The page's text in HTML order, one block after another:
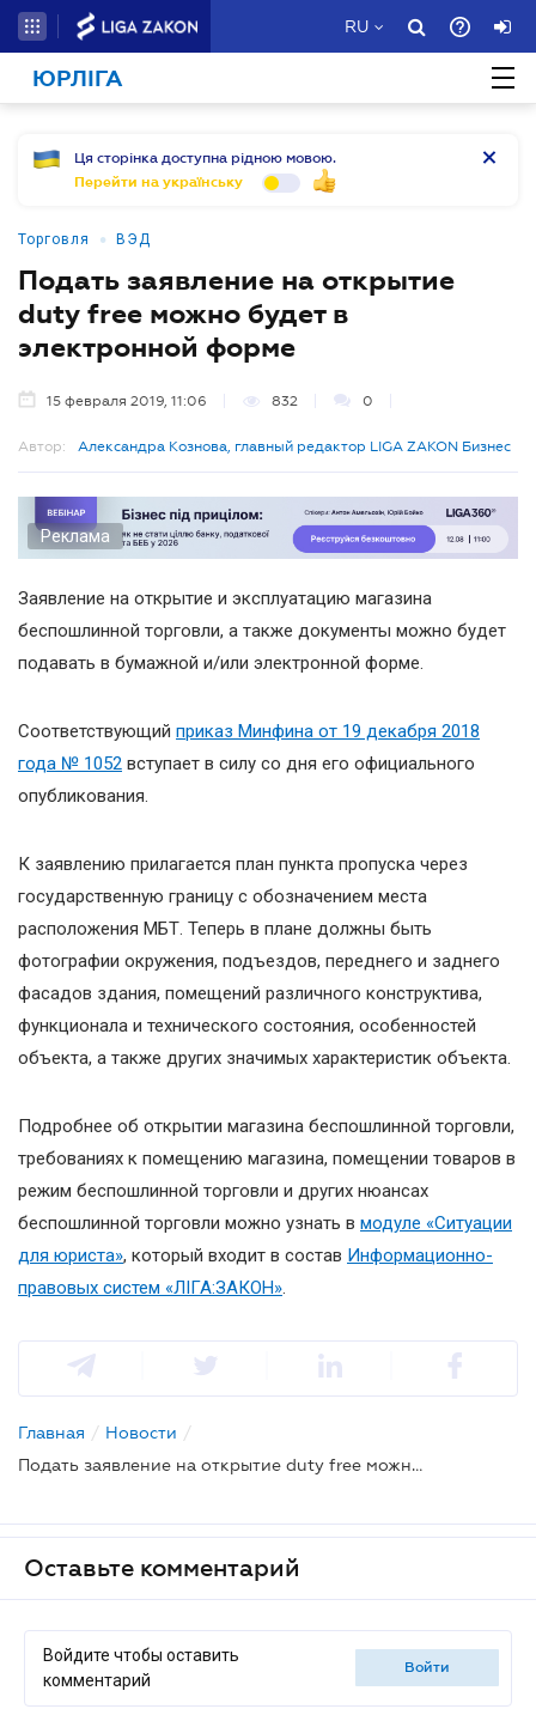
RU
ЮРЛІГА
Ця сторінка доступна рідною мовою.
Перейти на українську
Торговля • ВЭД
Подать заявление на открытие
duty free можно будет в
электронной форме
15 февраля 2019, 11:06 832 0
Автор: Александра Кознова, главный редактор LIGA ZAKON Бизнес
Реклама
Заявление на открытие и эксплуатацию магазина
беспошлинной торговли, а также документы можно будет
подавать в бумажной и/или электронной форме.
Соответствующий приказ Минфина от 19 декабря 2018
года № 1052 вступает в силу со дня его официального
опубликования.
К заявлению прилагается план пункта пропуска через
государственную границу с обозначением места
расположения МБТ. Теперь в плане должны быть
фотографии окружения, подъездов, переднего и заднего
фасадов здания, помещений различного конструктива,
функционала и технического состояния, особенностей
объекта, а также других значимых характеристик объекта.
Подробнее об открытии магазина беспошлинной торговли,
требованиях к помещению магазина, помещении товаров в
режим беспошлинной торговли и других нюансах
беспошлинной торговли можно узнать в модуле «Ситуации
для юриста», который входит в состав Информационно-
правовых систем «ЛІГА:ЗАКОН».
Главная / Новости /
Подать заявление на открытие duty free можно будет в электронной форме
Оставьте комментарий
Войдите чтобы оставить
комментарий
войти